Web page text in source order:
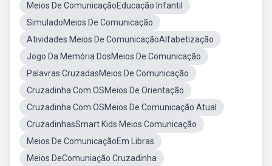
Meios De ComunicaçãoEducação Infantil
SimuladoMeios De Comunicação
Atividades Meios De ComunicaçãoAlfabetização
Jogo Da Memória DosMeios De Comunicação
Palavras CruzadasMeios De Comunicação
Cruzadinha Com OSMeios De Orientação
Cruzadinha Com OSMeios De Comunicação Atual
CruzadinhasSmart Kids Meios Comunicação
Meios De ComunicaçãoEm Libras
Meios DeComuniação Cruzadinha